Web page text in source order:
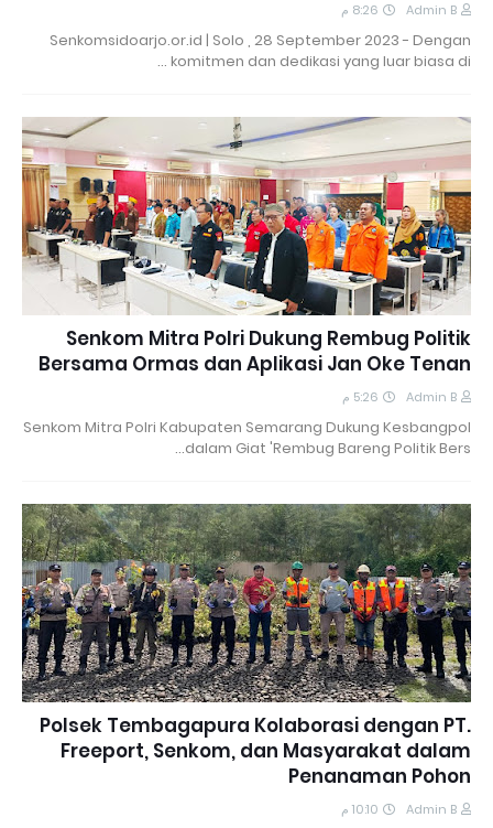
Admin B 8:26 م
Senkomsidoarjo.or.id | Solo , 28 September 2023 - Dengan
komitmen dan dedikasi yang luar biasa di …
Senkom Mitra Polri Dukung Rembug Politik
Bersama Ormas dan Aplikasi Jan Oke Tenan
Admin B 5:26 م
Senkom Mitra Polri Kabupaten Semarang Dukung Kesbangpol
dalam Giat 'Rembug Bareng Politik Bers…
Polsek Tembagapura Kolaborasi dengan PT.
Freeport, Senkom, dan Masyarakat dalam
Penanaman Pohon
Admin B 10:10 م